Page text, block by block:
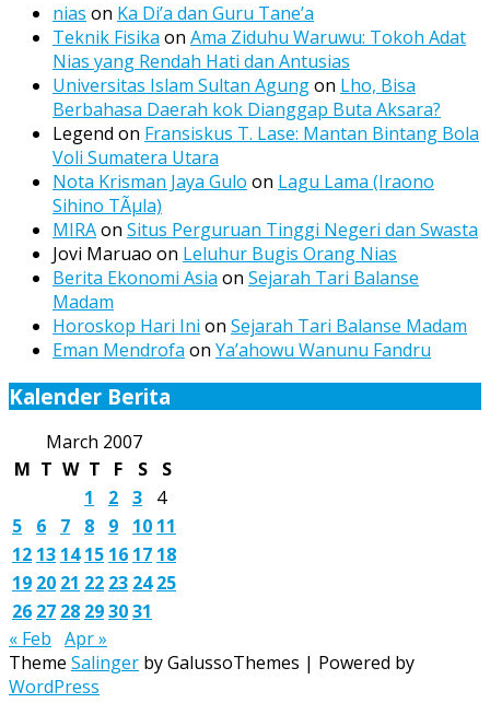
nias on Ka Di’a dan Guru Tane’a
Teknik Fisika on Ama Ziduhu Waruwu: Tokoh Adat
Nias yang Rendah Hati dan Antusias
Universitas Islam Sultan Agungon Lho, Bisa
Berbahasa Daerah kok Dianggap Buta Aksara?
Legend on Fransiskus T. Lase: Mantan Bintang Bola
Voli Sumatera Utara
Nota Krisman Jaya Gulo on Lagu Lama (Iraono
Sihino TÃµla)
MIRAon Situs Perguruan Tinggi Negeri dan Swasta
Jovi Maruao on Leluhur Bugis Orang Nias
Berita Ekonomi Asia on Sejarah Tari Balanse
Madam
Horoskop Hari Ini on Sejarah Tari Balanse Madam
Eman Mendrofa on Ya’ahowu Wanunu Fandru
Kalender Berita
March 2007
M T W T F S
S
1
2 3
4
5
6 7 8 9 10 11
12 13 14 15 16 17 18
19 20 21 22 23 24 25
26 27 28 293031
« Feb Apr »
Theme Salinger by GalussoThemes | Powered by
WordPress